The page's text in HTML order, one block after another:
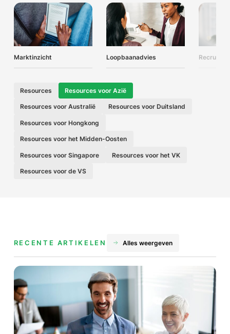
Marktinzicht Loopbaanadvies
Resources Resources voor Azië
Resources voor Australië Resources voor Duitsland
Resources voor Hongkong
Resources voor het Midden-Oosten
Resources voor Singapore Resources voor het VK
Resources voor de VS
RECENTE ARTIKELEN Alles weergeven